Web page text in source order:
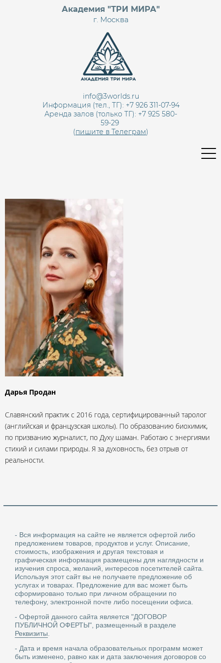
info@3worlds.ru
Информация (тел., ТГ): +7 926 311-07-94
Аренда залов (только ТГ): +7 925 580-
59-29
(пишите в Телеграм)
Академия "ТРИ МИРА"
г. Москва
Дарья Продан
Славянский практик с 2016 года, сертифицированный таролог
(английская и французская школы). По образованию биохимик,
по призванию журналист, по Духу шаман. Работаю с энергиями
стихий и силами природы. Я за духовность, без отрыв от
реальности.
- Вся информация на сайте не является офертой либо
предложением товаров, продуктов и услуг. Описание,
стоимость, изображения и другая текстовая и
графическая информация размещены для наглядности и
изучения спроса, желаний, интересов посетителей сайта.
Используя этот сайт вы не получаете предложение об
услугах и товарах. Предложение для вас может быть
сформировано только при личном обращении по
телефону, электронной почте либо посещении офиса.
- Офертой данного сайта является "ДОГОВОР
ПУБЛИЧНОЙ ОФЕРТЫ", размещенный в разделе
Реквизиты.
- Дата и время начала образовательных программ может
быть изменено, равно как и дата заключения договоров со